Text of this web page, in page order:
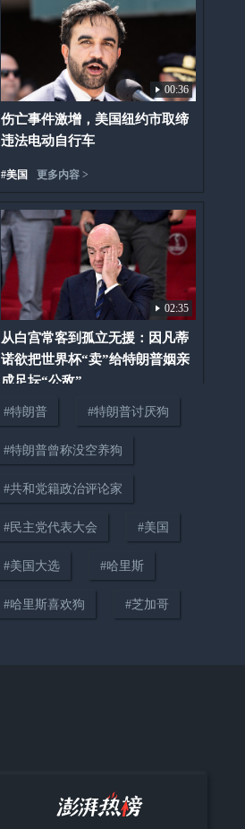
00:36
伤亡事件激增，美国纽约市取缔
违法电动自行车
#美国 更多内容 >
02:35
从白宫常客到孤立无援：因凡蒂
诺欲把世界杯“卖”给特朗普姻亲
成足坛“公敌”
线“付费抢先看”
#特朗普 #特朗普讨厌狗
#特朗普曾称没空养狗
#共和党籍政治评论家
#民主党代表大会 #美国
#美国大选 #哈里斯
#哈里斯喜欢狗 #芝加哥